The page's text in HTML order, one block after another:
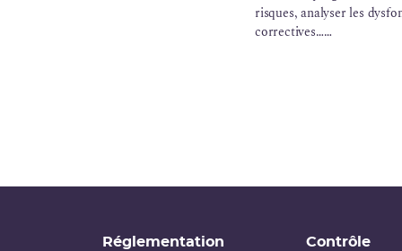
risques, analyser les
correctives…
Réglementation Contrôle